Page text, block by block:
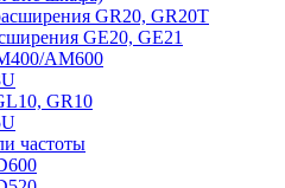
GR20, GR20T
GE20, GE21
AM600
GR10
частоты